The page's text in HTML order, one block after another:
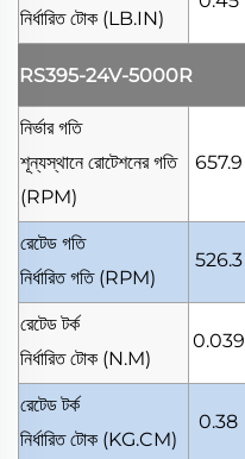
নির্ধারিত টোক (LB.IN)
RS395-24V-5000R
নির্ভার গতি
শূন্যস্থানে রোটেশনের গতি
(RPM)
657.9
রেটেড গতি
নির্ধারিত গতি (RPM)
526.3
রেটেড টর্ক
নির্ধারিত টোক (N.M)
0.039
রেটেড টর্ক
নির্ধারিত টোক (KG.CM)
0.38